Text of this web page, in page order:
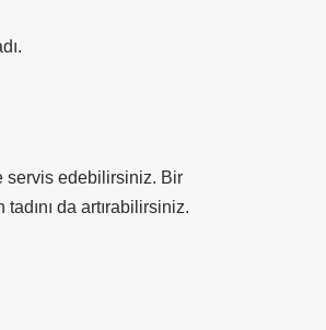
servis edebilirsiniz. Bir
da artırabilirsiniz.